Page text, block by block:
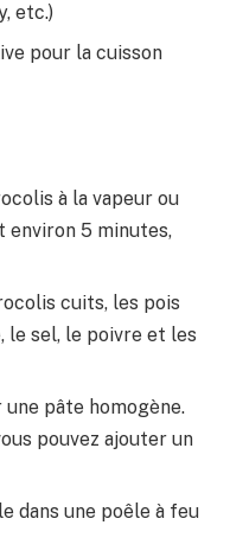
etc.)
pour la cuisson
à la vapeur ou
environ 5 minutes,
cuits, les pois
le sel, le poivre et les
pâte homogène.
pouvez ajouter un
dans une poêle à feu